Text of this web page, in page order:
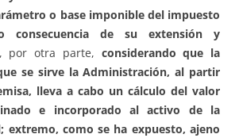
o base imponible del impuesto
consecuencia de su extensión y
por otra parte, considerando que la
se sirve la Administración, al partir
lleva a cabo un cálculo del valor
e incorporado al activo de la
extremo, como se ha expuesto, ajeno